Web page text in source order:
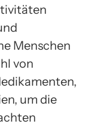
Menschen
von
um die